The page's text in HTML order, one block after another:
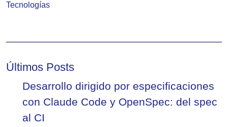
Tecnologías
Últimos Posts
Desarrollo dirigido por especificaciones
con Claude Code y OpenSpec: del spec
al CI